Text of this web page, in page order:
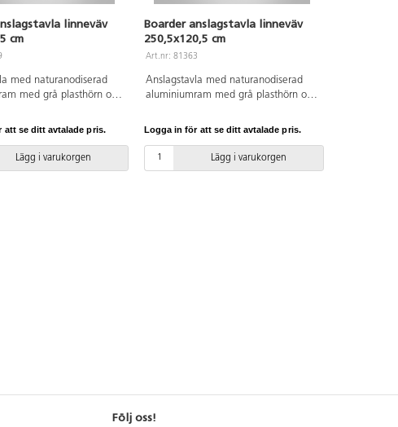
linneväv
cm
med naturanodiserad
med grå plasthörn och
att se ditt avtalade pris.
Lägg i varukorgen
Boarder anslagstavla linneväv
250,5x120,5 cm
Art.nr: 81363
Anslagstavla med naturanodiserad
aluminiumram med grå plasthörn och
Logga in för att se ditt avtalade pris.
Lägg i varukorgen
Följ oss!